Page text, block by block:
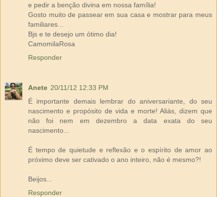
e pedir a benção divina em nossa família!
Gosto muito de passear em sua casa e mostrar para meus
familiares...
Bjs e te desejo um ótimo dia!
CamomilaRosa
Responder
Anete 20/11/12 12:33 PM
É importante demais lembrar do aniversariante, do seu
nascimento e propósito de vida e morte! Aliás, dizem que
não foi nem em dezembro a data exata do seu
nascimento...
É tempo de quietude e reflexão e o espírito de amor ao
próximo deve ser cativado o ano inteiro, não é mesmo?!
Beijos...
Responder